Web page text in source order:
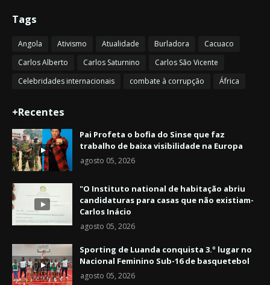
Tags
Angola Ativismo Atualidade Burladora
Cacuaco
Carlos Alberto
Carlos Saturnino
Carlos São Vicente
Celebridades internacionais
combate à corrupção África
+Recentes
Pai Profeta o bofia do Sinse que faz
trabalho de baixa visibilidade na Europa
agosto 05, 2026
"O Instituto national de habitação abriu
candidaturas para casas que não existiam-
Carlos Inácio
agosto 05, 2026
Sporting de Luanda conquista 3.º lugar no
Nacional Feminino Sub-16 de basquetebol
agosto 05, 2026